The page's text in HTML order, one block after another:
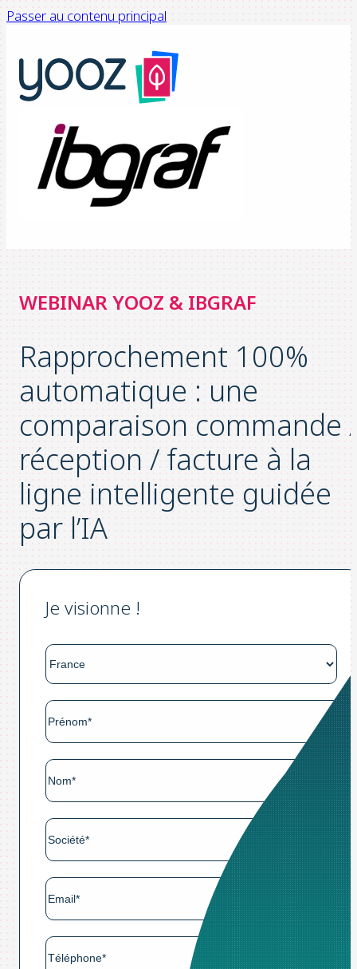
Passer au contenu principal
WEBINAR YOOZ & IBGRAF
Rapprochement 100%
automatique : une
comparaison commande
réception / facture à la
ligne intelligente guidée
par l’IA​ ​
Je visionne !